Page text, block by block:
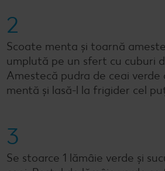
2
Scoate menta și toarnă
umplută pe un sfert cu cuburi
Amestecă pudra de ceai verde
mentă și lasă-l la frigider cel
3
Se stoarce 1 lămâie verde și